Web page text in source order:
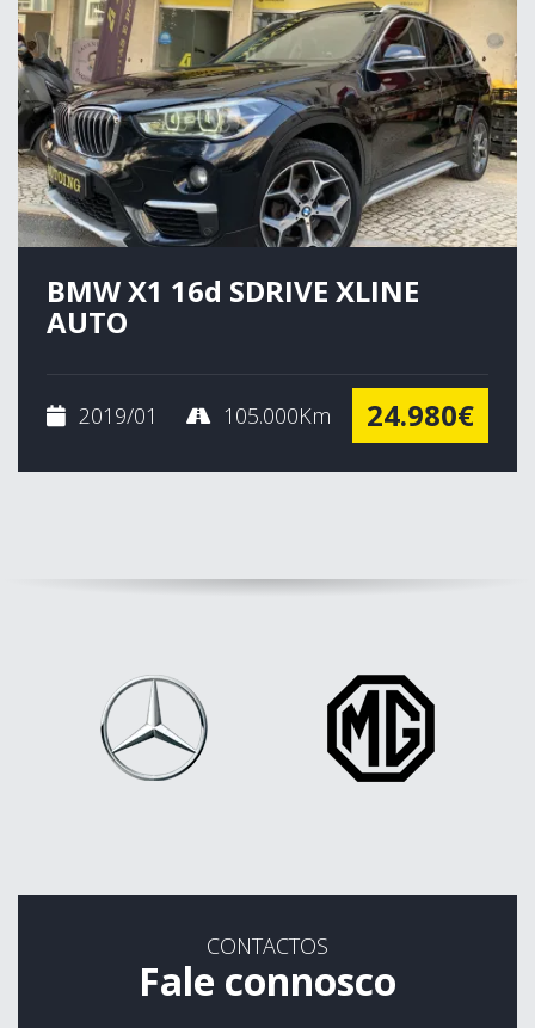
BMW X1 16d SDRIVE XLINE
AUTO
2019/01 105.000Km 24.980€
CONTACTOS
Fale connosco